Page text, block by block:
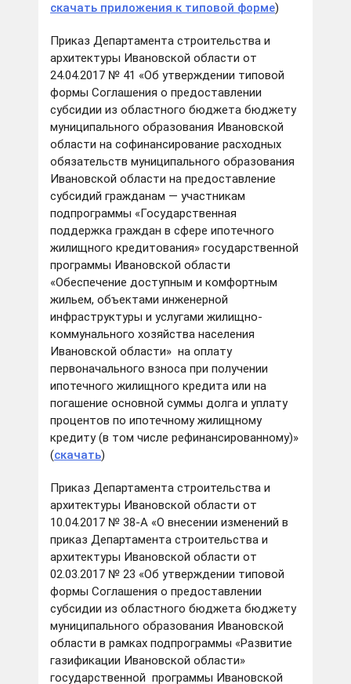
скачать приложения к типовой форме)
Приказ Департамента строительства и
архитектуры Ивановской области от
24.04.2017 № 41 «Об утверждении типовой
формы Соглашения о предоставлении
субсидии из областного бюджета бюджету
муниципального образования Ивановской
области на софинансирование расходных
обязательств муниципального образования
Ивановской области на предоставление
субсидий гражданам — участникам
подпрограммы «Государственная
поддержка граждан в сфере ипотечного
жилищного кредитования» государственной
программы Ивановской области
«Обеспечение доступным и комфортным
жильем, объектами инженерной
инфраструктуры и услугами жилищно-
коммунального хозяйства населения
Ивановской области» на оплату
первоначального взноса при получении
ипотечного жилищного кредита или на
погашение основной суммы долга и уплату
процентов по ипотечному жилищному
кредиту (в том числе рефинансированному)»
(скачать)
Приказ Департамента строительства и
архитектуры Ивановской области от
10.04.2017 № 38-А «О внесении изменений в
приказ Департамента строительства и
архитектуры Ивановской области от
02.03.2017 № 23 «Об утверждении типовой
формы Соглашения о предоставлении
субсидии из областного бюджета бюджету
муниципального образования Ивановской
области в рамках подпрограммы «Развитие
газификации Ивановской области»
государственной программы Ивановской